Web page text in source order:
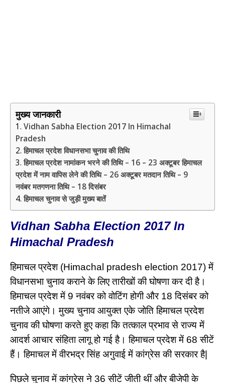
मुख्य जानकारी
Vidhan Sabha Election 2017 In Himachal
Pradesh
हिमाचल प्रदेश विधानसभा चुनाव की तिथि
हिमाचल प्रदेश नामांकन भरने की तिथि – 16 – 23 अक्टूबर हिमाचल
प्रदेश में नाम वापिस लेने की तिथि – 26 अक्टूबर मतदान तिथि – 9
नवंबर मतगणना तिथि – 18 दिसंबर
हिमाचल चुनाव से जुड़ी मुख्य बातें
Vidhan Sabha Election 2017 In
Himachal Pradesh
हिमाचल प्रदेश (Himachal pradesh election 2017) में
विधानसभा चुनाव कराने के लिए तारीखों की घोषणा कर दी है।
हिमाचल प्रदेश में 9 नवंबर को वोटिंग होगी और 18 दिसंबर को
नतीजे आएंगे। मुख्य चुनाव आयुक्त एके जोति हिमाचल प्रदेश
चुनाव की घोषणा करते हुए कहा कि तत्काल प्रभाव से राज्य में
आदर्श आचार संहिता लागू हो गई है। हिमाचल प्रदेश में 68 सीटें
हैं। हिमाचल में वीरभद्र सिंह अगुवाई में कांग्रेस की सरकार है|
पिछले चुनाव में कांग्रेस ने 36 सीटें जीती थीं और बीजेपी के